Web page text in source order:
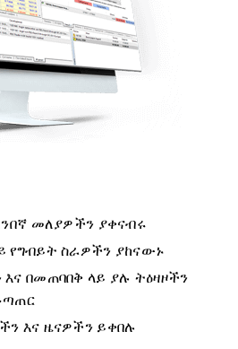
መለያዎችን ያቀናብሩ
የግብይት ስራዎችን ያከናውኑ
በመጠባበቅ ላይ ያሉ ትዕዛዞችን
እና ዜናዎችን ይቀበሉ